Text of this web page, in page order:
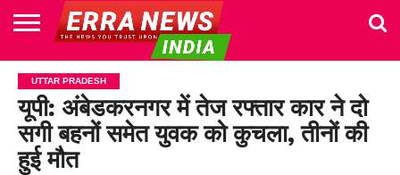
HOME
POLITICS
NEWS
BUSINESS
CULTURE
NATIONAL
SPORTS
LIFESTYLE
TRAVEL
OPINION
BREAKING
NEWS
ENTERTAINMENT
WORLD
CRIME
JOIN
US
UTTAR PRADESH
यूपी: अंबेडकरनगर में तेज रफ्तार कार ने दो
सगी बहनों समेत युवक को कुचला, तीनों की
हुई मौत